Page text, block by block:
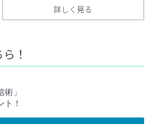
詳しく見る
！
」
ト！